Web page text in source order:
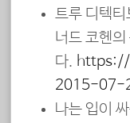
트루 디텍티
너드 코헨
다. https://
2015-07-
나는 입이